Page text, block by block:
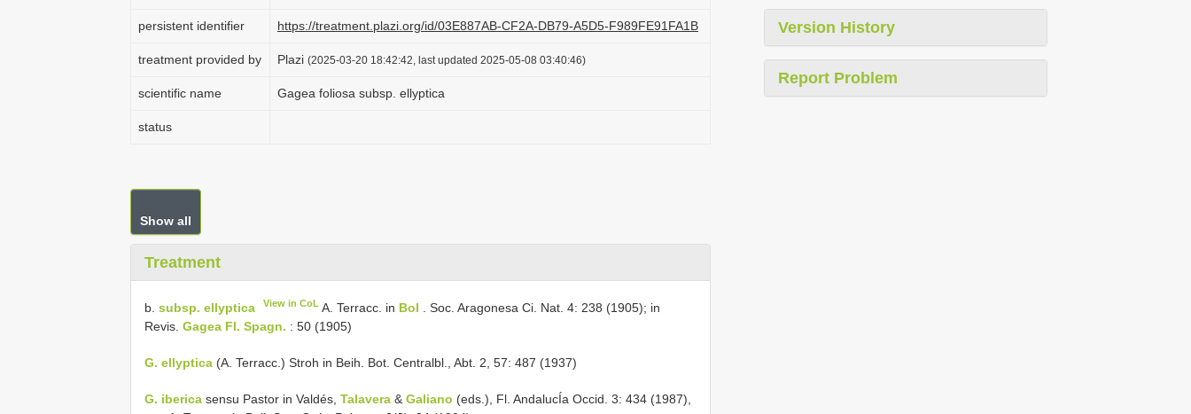
persistent identifier https://treatment.plazi.org/id/03E887AB-CF2A-DB79-A5D5-F989FE91FA1B
treatment provided by Plazi (2025-03-20 18:42:42, last updated 2025-05-08 03:40:46)
scientific name Gagea foliosa subsp. ellyptica
status
Show all
Treatment
b. subsp. ellyptica View in CoL A. Terracc. in Bol . Soc. Aragonesa Ci. Nat. 4: 238 (1905); in
Revis. Gagea Fl. Spagn. : 50 (1905)
G. ellyptica (A. Terracc.) Stroh in Beih. Bot. Centralbl., Abt. 2, 57: 487 (1937)
G. iberica sensu Pastor in Valdés, Talavera & Galiano (eds.), Fl. AndalucÍa Occid. 3: 434 (1987),
Version History
Report Problem